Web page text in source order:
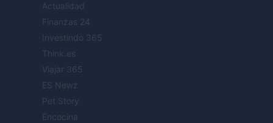
Actualidad
Finanzas 24
Investindo 365
Think.es
Viajar 365
ES Newz
Pet Story
Encocina